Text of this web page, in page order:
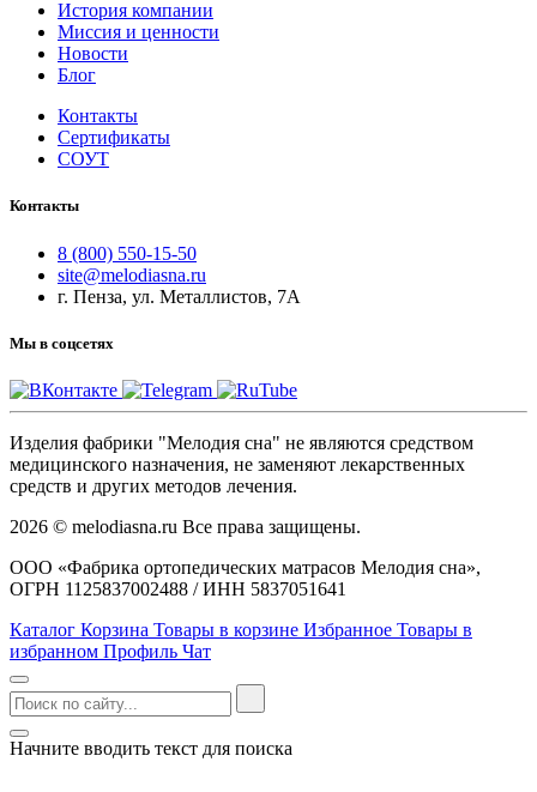
История компании
Миссия и ценности
Новости
Блог
Контакты
Сертификаты
СОУТ
Контакты
8 (800) 550-15-50
site@melodiasna.ru
г. Пенза, ул. Металлистов, 7А
Мы в соцсетях
Изделия фабрики "Мелодия сна" не являются средством
медицинского назначения, не заменяют лекарственных
средств и других методов лечения.
2026 © melodiasna.ru Все права защищены.
ООО «Фабрика ортопедических матрасов Мелодия сна»,
ОГРН 1125837002488 / ИНН 5837051641
Каталог Корзина Товары в корзине Избранное Товары в
избранном Профиль Чат
Начните вводить текст для поиска